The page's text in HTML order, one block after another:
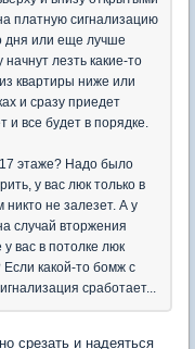
платную сигнализацию
дня или еще лучше
лезть какие-то
квартиры ниже или
и сразу приедет
и все будет в порядке.
этаже? Надо было
у вас люк только в
никто не залезет. А у
случай вторжения
у вас в потолке люк
какой-то бомж с
сработает...
срезать и надеяться